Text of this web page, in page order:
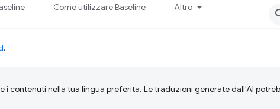
Come utilizzare Baseline Altro
.
i contenuti nella tua lingua preferita. Le traduzioni generate dall'AI